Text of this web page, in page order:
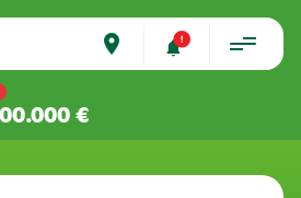
place
€